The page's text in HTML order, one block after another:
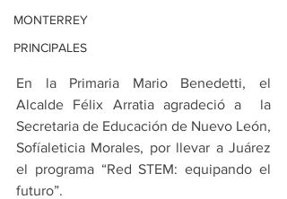
MONTERREY
PRINCIPALES
En la Primaria Mario Benedetti, el
Alcalde Félix Arratia agradeció a  la
Secretaria de Educación de Nuevo León,
Sofíaleticia Morales, por llevar a Juárez
el programa “Red STEM: equipando el
futuro”.